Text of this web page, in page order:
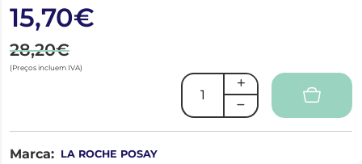
15,70€
28,20€
(Preços incluem IVA)
Marca: LA ROCHE POSAY